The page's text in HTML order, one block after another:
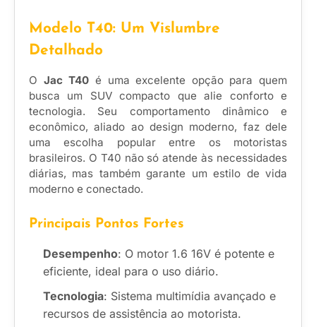
Modelo T40: Um Vislumbre
Detalhado
O Jac T40 é uma excelente opção para quem
busca um SUV compacto que alie conforto e
tecnologia. Seu comportamento dinâmico e
econômico, aliado ao design moderno, faz dele
uma escolha popular entre os motoristas
brasileiros. O T40 não só atende às necessidades
diárias, mas também garante um estilo de vida
moderno e conectado.
Principais Pontos Fortes
Desempenho: O motor 1.6 16V é potente e
eficiente, ideal para o uso diário.
Tecnologia: Sistema multimídia avançado e
recursos de assistência ao motorista.